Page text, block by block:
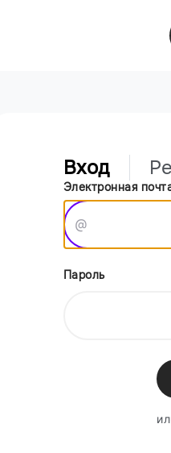
Вход
Электронная
Пароль